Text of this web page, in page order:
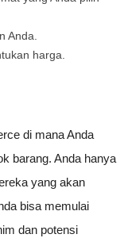
Anda.
harga.
di mana Anda
barang. Anda hanya
yang akan
bisa memulai
dan potensi